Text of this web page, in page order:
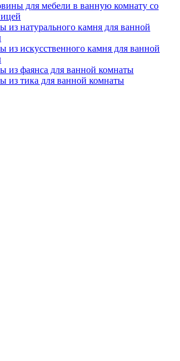
для мебели в ванную комнату со
из натурального камня для ванной
из искусственного камня для ванной
из фаянса для ванной комнаты
из тика для ванной комнаты